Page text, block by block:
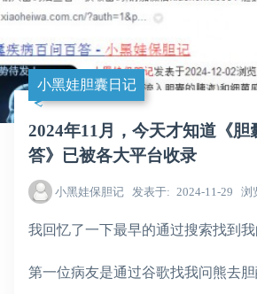
小黑娃胆囊日记
2024年11月，今天才知道《胆
答》已被各大平台收录
小黑娃保胆记 发表于 2024-11-29 浏
我回忆了一下最早的通过搜索找到我
第一位病友是通过谷歌找我问熊去胆